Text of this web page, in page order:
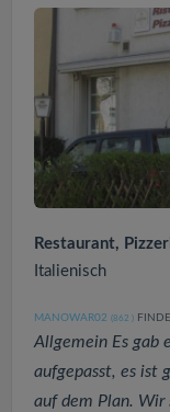
Restaurant,
Italienisch
MANOWAR02 (862 )
Allgemein Es gab
aufgepasst, es ist
auf dem Plan. Wir